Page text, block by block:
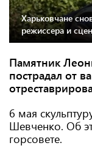
Харьковчане
режиссера и
Памятник
пострадал от
6 мая
Шевченко. Об
горсовете.